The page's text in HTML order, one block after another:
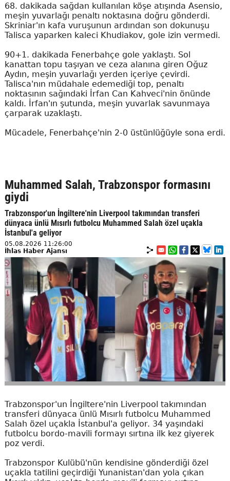
68. dakikada sağdan kullanılan köşe atışında Asensio,
meşin yuvarlağı penaltı noktasına doğru gönderdi.
Skriniar'ın kafa vuruşunun ardından son dokunuşu
Talisca yaparken kaleci Khudiakov, gole izin vermedi.
90+1. dakikada Fenerbahçe gole yaklaştı. Sol
kanattan topu taşıyan ve ceza alanına giren Oğuz
Aydın, meşin yuvarlağı yerden içeriye çevirdi.
Talisca'nın müdahale edemediği top, penaltı
noktasının sağındaki İrfan Can Kahveci'nin önünde
kaldı. İrfan'ın şutunda, meşin yuvarlak savunmaya
çarparak uzaklaştı.
Mücadele, Fenerbahçe'nin 2-0 üstünlüğüyle sona erdi.
Muhammed Salah, Trabzonspor formasını
giydi
Trabzonspor'un İngiltere'nin Liverpool takımından transferi
dünyaca ünlü Mısırlı futbolcu Muhammed Salah özel uçakla
İstanbul'a geliyor
05.08.2026 11:26:00
İhlas Haber Ajansı
Trabzonspor'un İngiltere'nin Liverpool takımından
transferi dünyaca ünlü Mısırlı futbolcu Muhammed
Salah özel uçakla İstanbul'a geliyor. 34 yaşındaki
futbolcu bordo-mavili formayı sırtına ilk kez giyerek
poz verdi.
Trabzonspor Kulübü'nün kendisine gönderdiği özel
uçakla tatilini geçirdiği Yunanistan'dan yola çıkan